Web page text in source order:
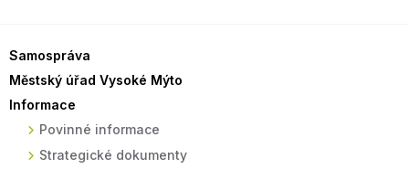
Samospráva
Městský úřad Vysoké Mýto
Informace
Povinné informace
Strategické dokumenty